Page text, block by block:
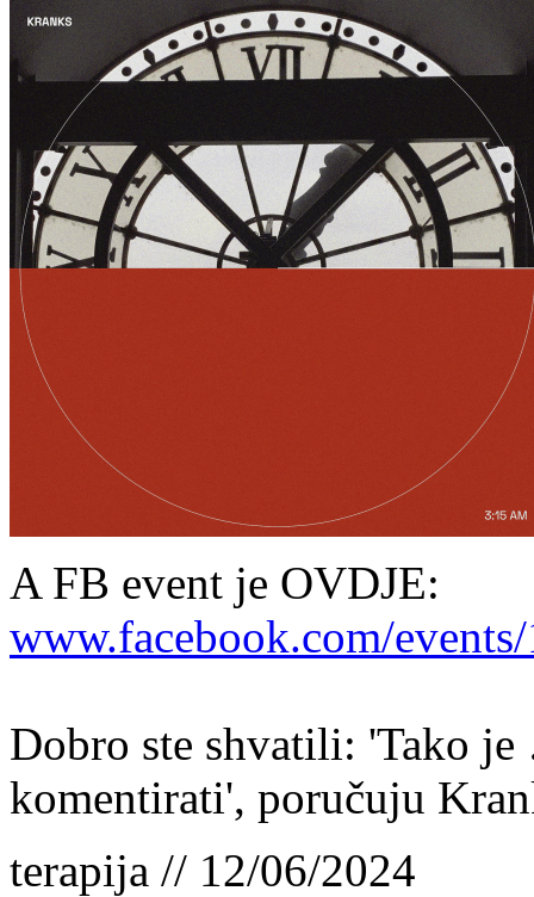
A FB event je OVDJE:
www.facebook.com/
Dobro ste shvatili: 'Tako
komentirati', poručuju
terapija // 12/06/2024